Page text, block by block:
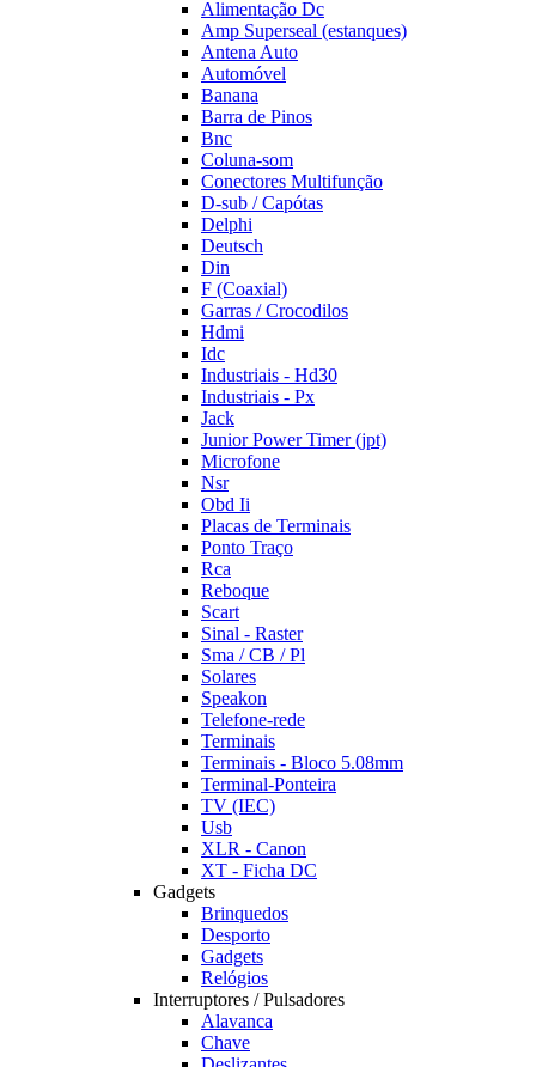
Alimentação Dc
Amp Superseal (estanques)
Antena Auto
Automóvel
Banana
Barra de Pinos
Bnc
Coluna-som
Conectores Multifunção
D-sub / Capótas
Delphi
Deutsch
Din
F (Coaxial)
Garras / Crocodilos
Hdmi
Idc
Industriais - Hd30
Industriais - Px
Jack
Junior Power Timer (jpt)
Microfone
Nsr
Obd Ii
Placas de Terminais
Ponto Traço
Rca
Reboque
Scart
Sinal - Raster
Sma / CB / Pl
Solares
Speakon
Telefone-rede
Terminais
Terminais - Bloco 5.08mm
Terminal-Ponteira
TV (IEC)
Usb
XLR - Canon
XT - Ficha DC
Gadgets
Brinquedos
Desporto
Gadgets
Relógios
Interruptores / Pulsadores
Alavanca
Chave